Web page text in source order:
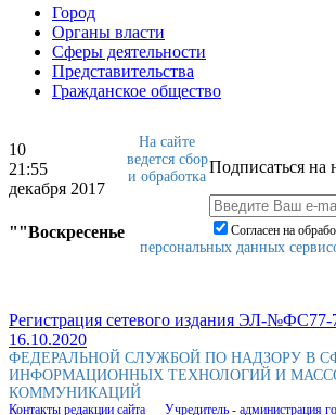
Город
Органы власти
Сферы деятельности
Представительства
Гражданское общество
10
21:55
декабря 2017
""Воскресенье
Подписаться на
Согласен на
На сайте
ведется сбор
и обработка
персональных данных
Регистрация сетевого издания ЭЛ-№ФС77-
16.10.2020
ФЕДЕРАЛЬНОЙ СЛУЖБОЙ ПО НАДЗОРУ В
ИНФОРМАЦИОННЫХ ТЕХНОЛОГИЙ И
КОММУНИКАЦИЙ
Контакты редакции сайта Учредитель - администрация